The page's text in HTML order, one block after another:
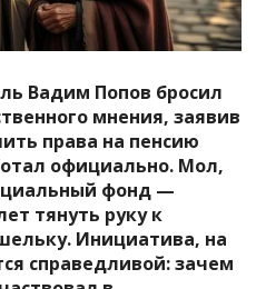
Вадим Попов бросил
мнения, заявив
права на пенсию
официально. Мол,
фонд —
тянуть руку к
Инициатива, на
справедливой: зачем